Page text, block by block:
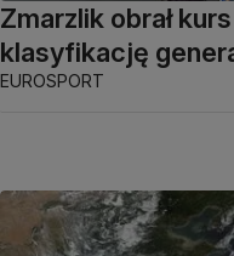
Zmarzlik obrał
klasyfikację
EUROSPORT